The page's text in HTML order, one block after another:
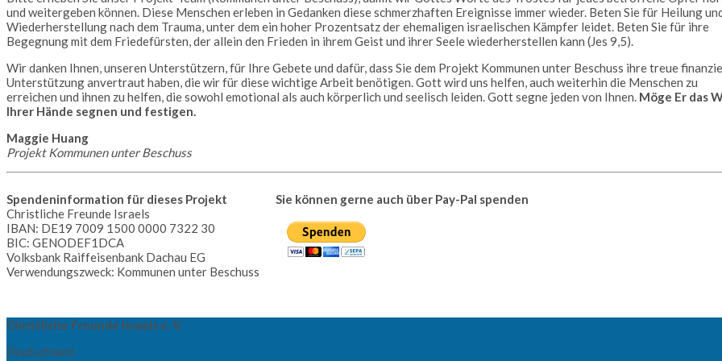
und weitergeben können. Diese Menschen erleben in Gedanken diese schmerzhaften Ereignisse immer wieder. Beten Sie für Heilung
Wiederherstellung nach dem Trauma, unter dem ein hoher Prozentsatz der ehemaligen israelischen Kämpfer leidet. Beten Sie für ihre
Begegnung mit dem Friedefürsten, der allein den Frieden in ihrem Geist und ihrer Seele wiederherstellen kann (Jes 9,5).
Wir danken Ihnen, unseren Unterstützern, für Ihre Gebete und dafür, dass Sie dem Projekt Kommunen unter Beschuss ihre treue
Unterstützung anvertraut haben, die wir für diese wichtige Arbeit benötigen. Gott wird uns helfen, auch weiterhin die Menschen zu
erreichen und ihnen zu helfen, die sowohl emotional als auch körperlich und seelisch leiden. Gott segne jeden von Ihnen. Möge Er das
Ihrer Hände segnen und festigen.
Maggie Huang
Projekt Kommunen unter Beschuss
Spendeninformation für dieses Projekt
Christliche Freunde Israels
IBAN: DE19 7009 1500 0000 7322 30
BIC: GENODEF1DCA
Volksbank Raiffeisenbank Dachau EG
Verwendungszweck: Kommunen unter Beschuss
Sie können gerne auch über Pay-Pal spenden
Christliche Freunde Israels e. V.
Deutschland